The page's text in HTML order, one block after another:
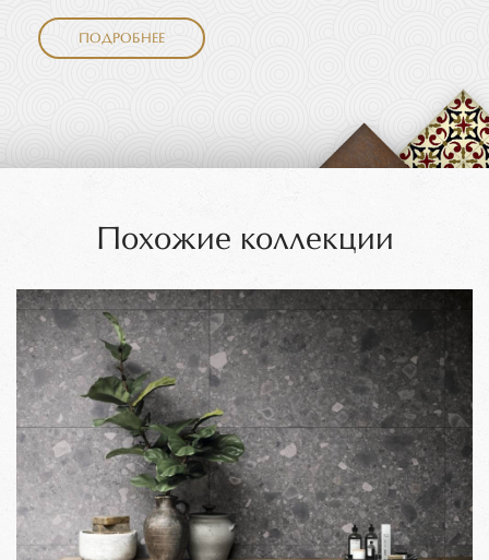
ПОДРОБНЕЕ
Похожие коллекции